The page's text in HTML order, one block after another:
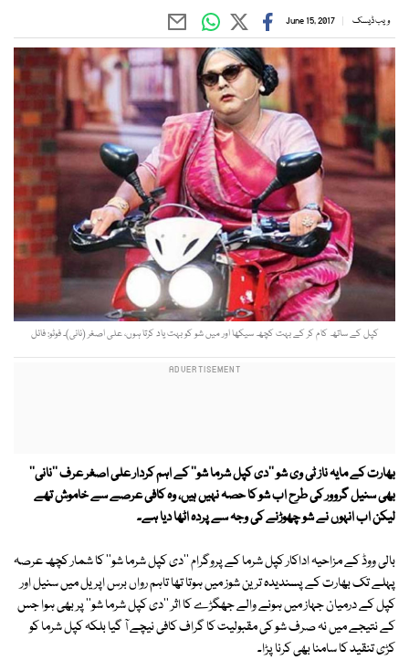
ویب ڈیسک June 15, 2017
کپل کے ساتھ کام کر کے بہت کچھ سیکھا اور میں شو کو بہت یاد کرتا ہوں، علی اصغر (نانی)۔ فوٹو: فائل
بھارت کے مایہ ناز ٹی وی شو ''دی کپل شرما شو'' کے اہم کردار علی اصغر عرف ''نانی''
بھی سنیل گروور کی طرح اب شو کا حصہ نہیں ہیں، وہ کافی عرصے سے خاموش تھے
لیکن اب انہوں نے شو چھوڑنے کی وجہ سے پردہ اٹھا دیا ہے۔
بالی ووڈ کے مزاحیہ اداکار کپل شرما کے پروگرام ''دی کپل شرما شو'' کا شمار کچھ عرصہ
پہلے تک بھارت کے پسندیدہ ترین شوز میں ہوتا تھا تاہم رواں برس اپریل میں سنیل اور
کپل کے درمیان جہاز میں ہونے والے جھگڑے کا اثر ''دی کپل شرما شو'' پر بھی ہوا جس
کے نتیجے میں نہ صرف شو کی مقبولیت کا گراف کافی نیچے آ گیا بلکہ کپل شرما کو
کڑی تنقید کا سامنا بھی کرنا پڑا۔